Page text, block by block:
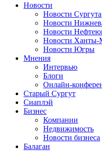
Новости
Новости Сургута
Новости
Новости
Новости Ханты-
Новости Югры
Мнения
Интервью
Блоги
Онлайн-
Старый Сургут
Сиаплэй
Бизнес
Компании
Недвижимость
Новости бизнеса
Балаган